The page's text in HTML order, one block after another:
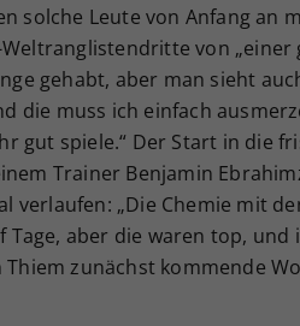
solche Leute von Anfang an
von „einer
gehabt, aber man sieht
die muss ich einfach
gut spiele.“ Der Start in die
Trainer Benjamin
verlaufen: „Die Chemie mit
aber die waren top, und
Thiem zunächst kommende